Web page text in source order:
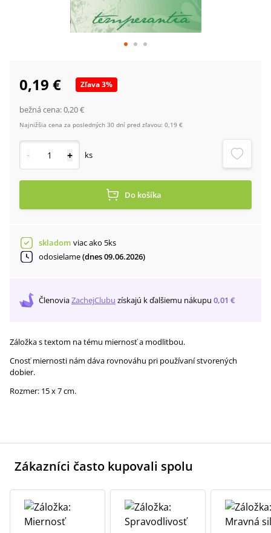
0,19 € Zľava3%
bežná cena:0,20 €
Najnižšia cena za posledných 30 dní pred zľavou: 0,19 €
- + ks
Do košíka
skladom viac ako 5ks
odosielame(dnes 09.06.2026)
ČlenoviaZachejClubu získajú k ďalšiemu nákupu 0,01 €
Záložka s textom na tému miernosť a modlitbou.
Cnosť miernosti nám dáva rovnováhu pri používaní stvorených
dobier.
Rozmer: 15 x 7 cm.
Zákazníci často kupovali spolu